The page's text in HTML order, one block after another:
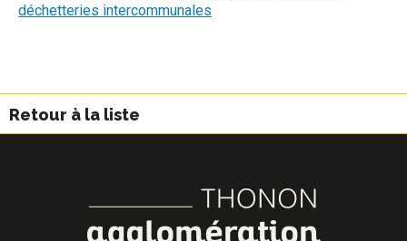
déchetteries intercommunales
Retour à la liste